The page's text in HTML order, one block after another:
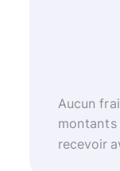
Aucun
montants
recevoir